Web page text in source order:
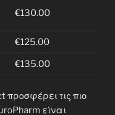
€130.00
€125.00
€135.00
προσφέρει τις πιο
είναι